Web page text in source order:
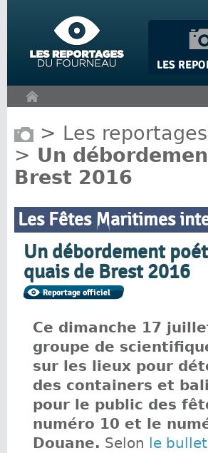
> Les reportages
> Un
Brest 2016
Les Fêtes Maritimes
Un débordement
quais de Brest 2016
Ce dimanche 17
groupe de
sur les lieux pour
des containers et
pour le public des
numéro 10 et le
Douane. Selon
le